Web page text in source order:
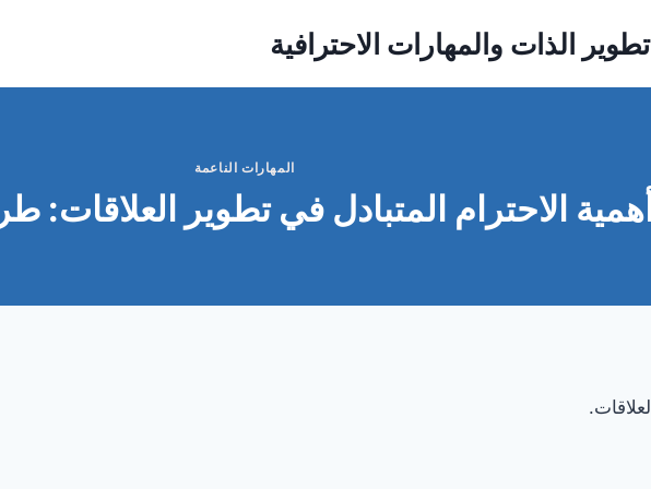
تطوير الذات والمهارات الاحترافية
المهارات الناعمة
أهمية الاحترام المتبادل في تطوير العلاقات: